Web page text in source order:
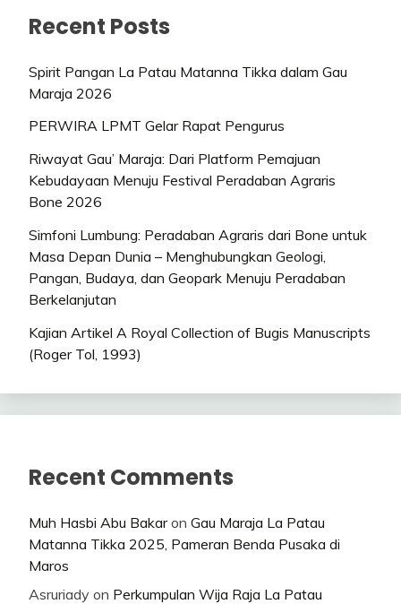
Recent Posts
Spirit Pangan La Patau Matanna Tikka dalam Gau
Maraja 2026
PERWIRA LPMT Gelar Rapat Pengurus
Riwayat Gau’ Maraja: Dari Platform Pemajuan
Kebudayaan Menuju Festival Peradaban Agraris
Bone 2026
Simfoni Lumbung: Peradaban Agraris dari Bone untuk
Masa Depan Dunia – Menghubungkan Geologi,
Pangan, Budaya, dan Geopark Menuju Peradaban
Berkelanjutan
Kajian Artikel A Royal Collection of Bugis Manuscripts
(Roger Tol, 1993)
Recent Comments
Muh Hasbi Abu Bakaron Gau Maraja La Patau
Matanna Tikka 2025, Pameran Benda Pusaka di
Maros
Asruriady on Perkumpulan Wija Raja La Patau